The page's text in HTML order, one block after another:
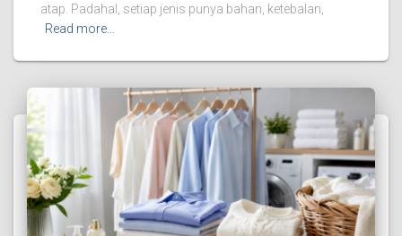
atap. Padahal, setiap jenis punya bahan, ketebalan,
Read more…